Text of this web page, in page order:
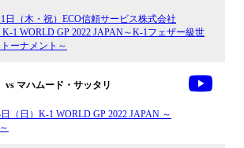
日（木・祝）ECO信頼サービス株式会社
K-1 WORLD GP 2022 JAPAN～K-1フェザー級世
ーナメント～
vs マハムード・サッタリ
（日）K-1 WORLD GP 2022 JAPAN ～